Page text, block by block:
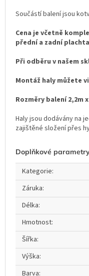
Součástí balení jsou
Cena je včetně
přední a zadní
Při odběru v našem
Montáž haly můžete
Rozměry balení 2,2m
Haly jsou dodávány na
zajištěné složení přes
Doplňkové
Kategorie:
Záruka:
Délka:
Hmotnost:
Šířka:
Výška:
Barva: